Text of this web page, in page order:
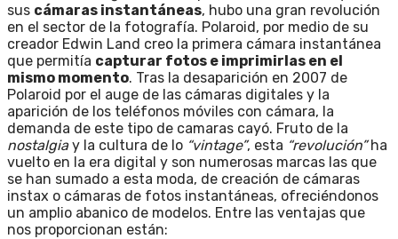
sus cámaras instantáneas, hubo una gran revolución
en el sector de la fotografía. Polaroid, por medio de su
creador Edwin Land creo la primera cámara instantánea
que permitía capturar fotos e imprimirlas en el
mismo momento. Tras la desaparición en 2007 de
Polaroid por el auge de las cámaras digitales y la
aparición de los teléfonos móviles con cámara, la
demanda de este tipo de camaras cayó. Fruto de la
nostalgiay la cultura de lo “vintage”, esta “revolución”ha
vuelto en la era digital y son numerosas marcas las que
se han sumado a esta moda, de creación de cámaras
instax o cámaras de fotos instantáneas, ofreciéndonos
un amplio abanico de modelos. Entre las ventajas que
nos proporcionan están: